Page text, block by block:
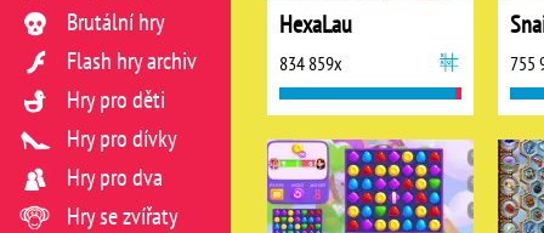
HexaLau
834 859x 755
Brutální hry
Flash hry archiv
Hry pro děti
Hry pro dívky
Hry pro dva
Hry se zvířaty